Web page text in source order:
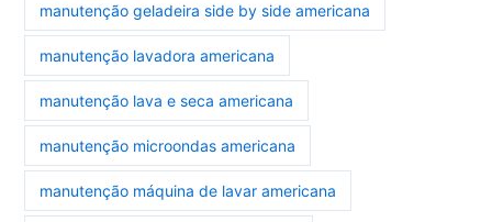
manutenção geladeira side by side americana
manutenção lavadora americana
manutenção lava e seca americana
manutenção microondas americana
manutenção máquina de lavar americana